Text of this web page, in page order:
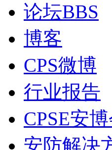
论坛BBS
博客
CPS微博
行业报告
CPSE安
安防解决